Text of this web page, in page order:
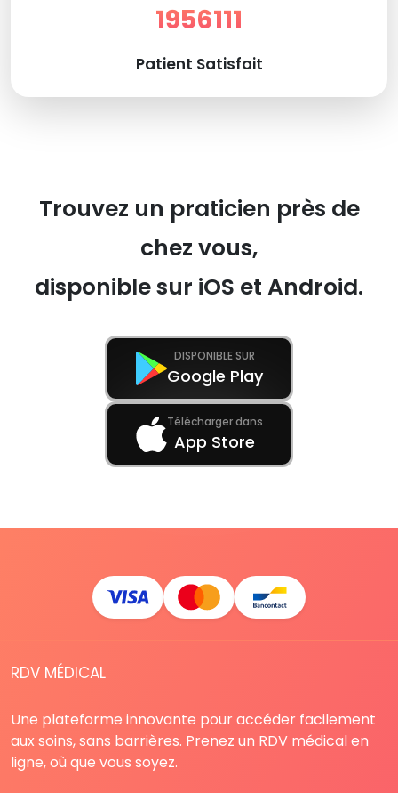
1956111
Patient Satisfait
Trouvez un praticien près de
chez vous,
disponible sur iOS et Android.
DISPONIBLE SUR
Google Play
Télécharger dans
App Store
RDV MÉDICAL
Une plateforme innovante pour accéder facilement
aux soins, sans barrières. Prenez un RDV médical en
ligne, où que vous soyez.